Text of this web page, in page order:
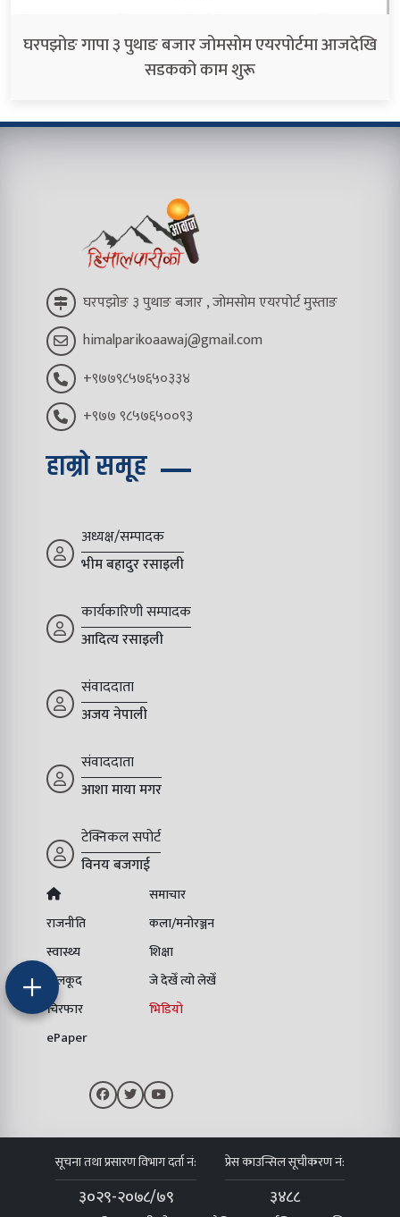
घरपझोङ गापा ३ पुथाङ बजार जोमसोम एयरपोर्टमा आजदेखि
सडकको काम शुरू
घरपझोङ ३ पुथाङ बजार , जोमसोम एयरपोर्ट मुस्ताङ
himalparikoaawaj@gmail.com
+९७७९८५७६५०३३४
+९७७ ९८५७६५००९३
हाम्रो समूह
अध्यक्ष/सम्पादक
भीम बहादुर रसाइली
कार्यकारिणी सम्पादक
आदित्य रसाइली
संवाददाता
अजय नेपाली
संवाददाता
आशा माया मगर
टेक्निकल सपोर्ट
विनय बजगाई
समाचार
राजनीति
कला/मनोरञ्जन
स्वास्थ्य
शिक्षा
खेलकूद
जे देखेँ त्यो लेखेँ
चिरफार
भिडियो
ePaper
सूचना तथा प्रसारण विभाग दर्ता नं:
३०२९-२०७८/७९
प्रेस काउन्सिल सूचीकरण नं:
३४८८